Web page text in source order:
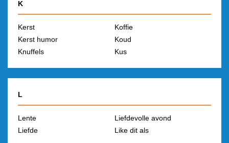
K
Kerst
Kerst humor
Knuffels
Koffie
Koud
Kus
L
Lente
Liefde
Liefdevolle avond
Like dit als